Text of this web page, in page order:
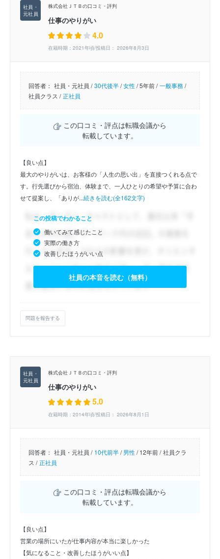
株式会社ＪＴＢの口コミ・評判
仕事のやりがい
4.0
在籍時期：2021年頃/投稿日： 2026年8月3日
回答者： 社員・元社員 / 30代後半/女性/5年前 / 一般事務/
社員クラス / 正社員
この口コミ・評点は転職会議から
転載しています。
【良い点】
最大のやりがいは、お客様の「人生の思い出」を直接つくれる点で
す。行先選びから宿泊、体験まで、一人ひとりの希望や予算に合わ
せて提案し、「ありが...続きを読む(全162文字)
この投稿でわかること
働いてみて感じたこと
実際の働き方
改善したほうがいい点
社員の本音を読む（無料）
問題を報告する
株式会社ＪＴＢの口コミ・評判
仕事のやりがい
5.0
在籍時期：2014年頃/投稿日： 2026年8月1日
回答者： 社員・元社員 / 10代前半/男性/12年前 / 社員クラ
ス / 正社員
この口コミ・評点は転職会議から
転載しています。
【良い点】
営業の場所にいたが仕事内容が本当に楽しかった
【気になること・改善したほうがいい点】